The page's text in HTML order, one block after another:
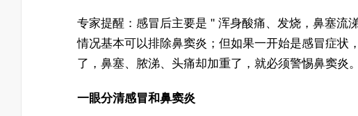
专家提醒：感冒后主要是 " 浑身酸痛、发烧，鼻塞流
情况基本可以排除鼻窦炎；但如果一开始是感冒症状
了，鼻塞、脓涕、头痛却加重了，就必须警惕鼻窦炎。
一眼分清感冒和鼻窦炎